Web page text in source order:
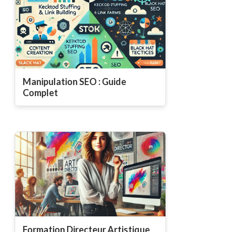
Manipulation SEO : Guide
Complet
Formation Directeur Artistique